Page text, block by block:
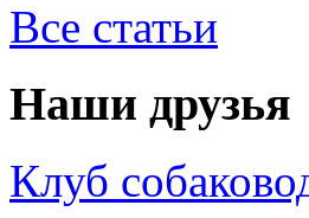
Все статьи
Наши друзья
Клуб